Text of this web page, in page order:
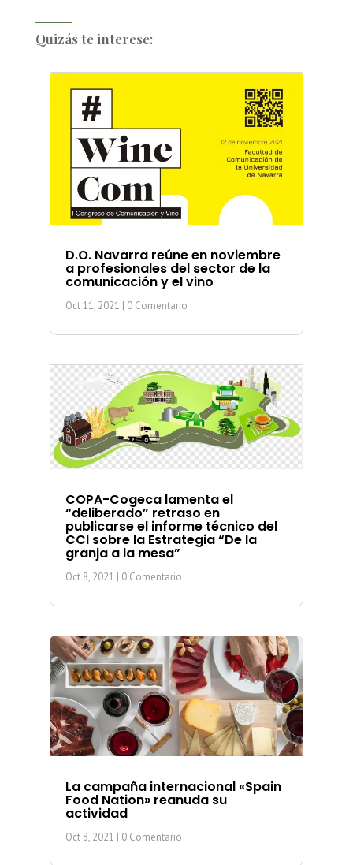
Quizás te interese:
D.O. Navarra reúne en noviembre
a profesionales del sector de la
comunicación y el vino
Oct 11, 2021 | 0 Comentario
COPA-Cogeca lamenta el
“deliberado” retraso en
publicarse el informe técnico del
CCI sobre la Estrategia “De la
granja a la mesa”
Oct 8, 2021 | 0 Comentario
La campaña internacional «Spain
Food Nation» reanuda su
actividad
Oct 8, 2021 | 0 Comentario